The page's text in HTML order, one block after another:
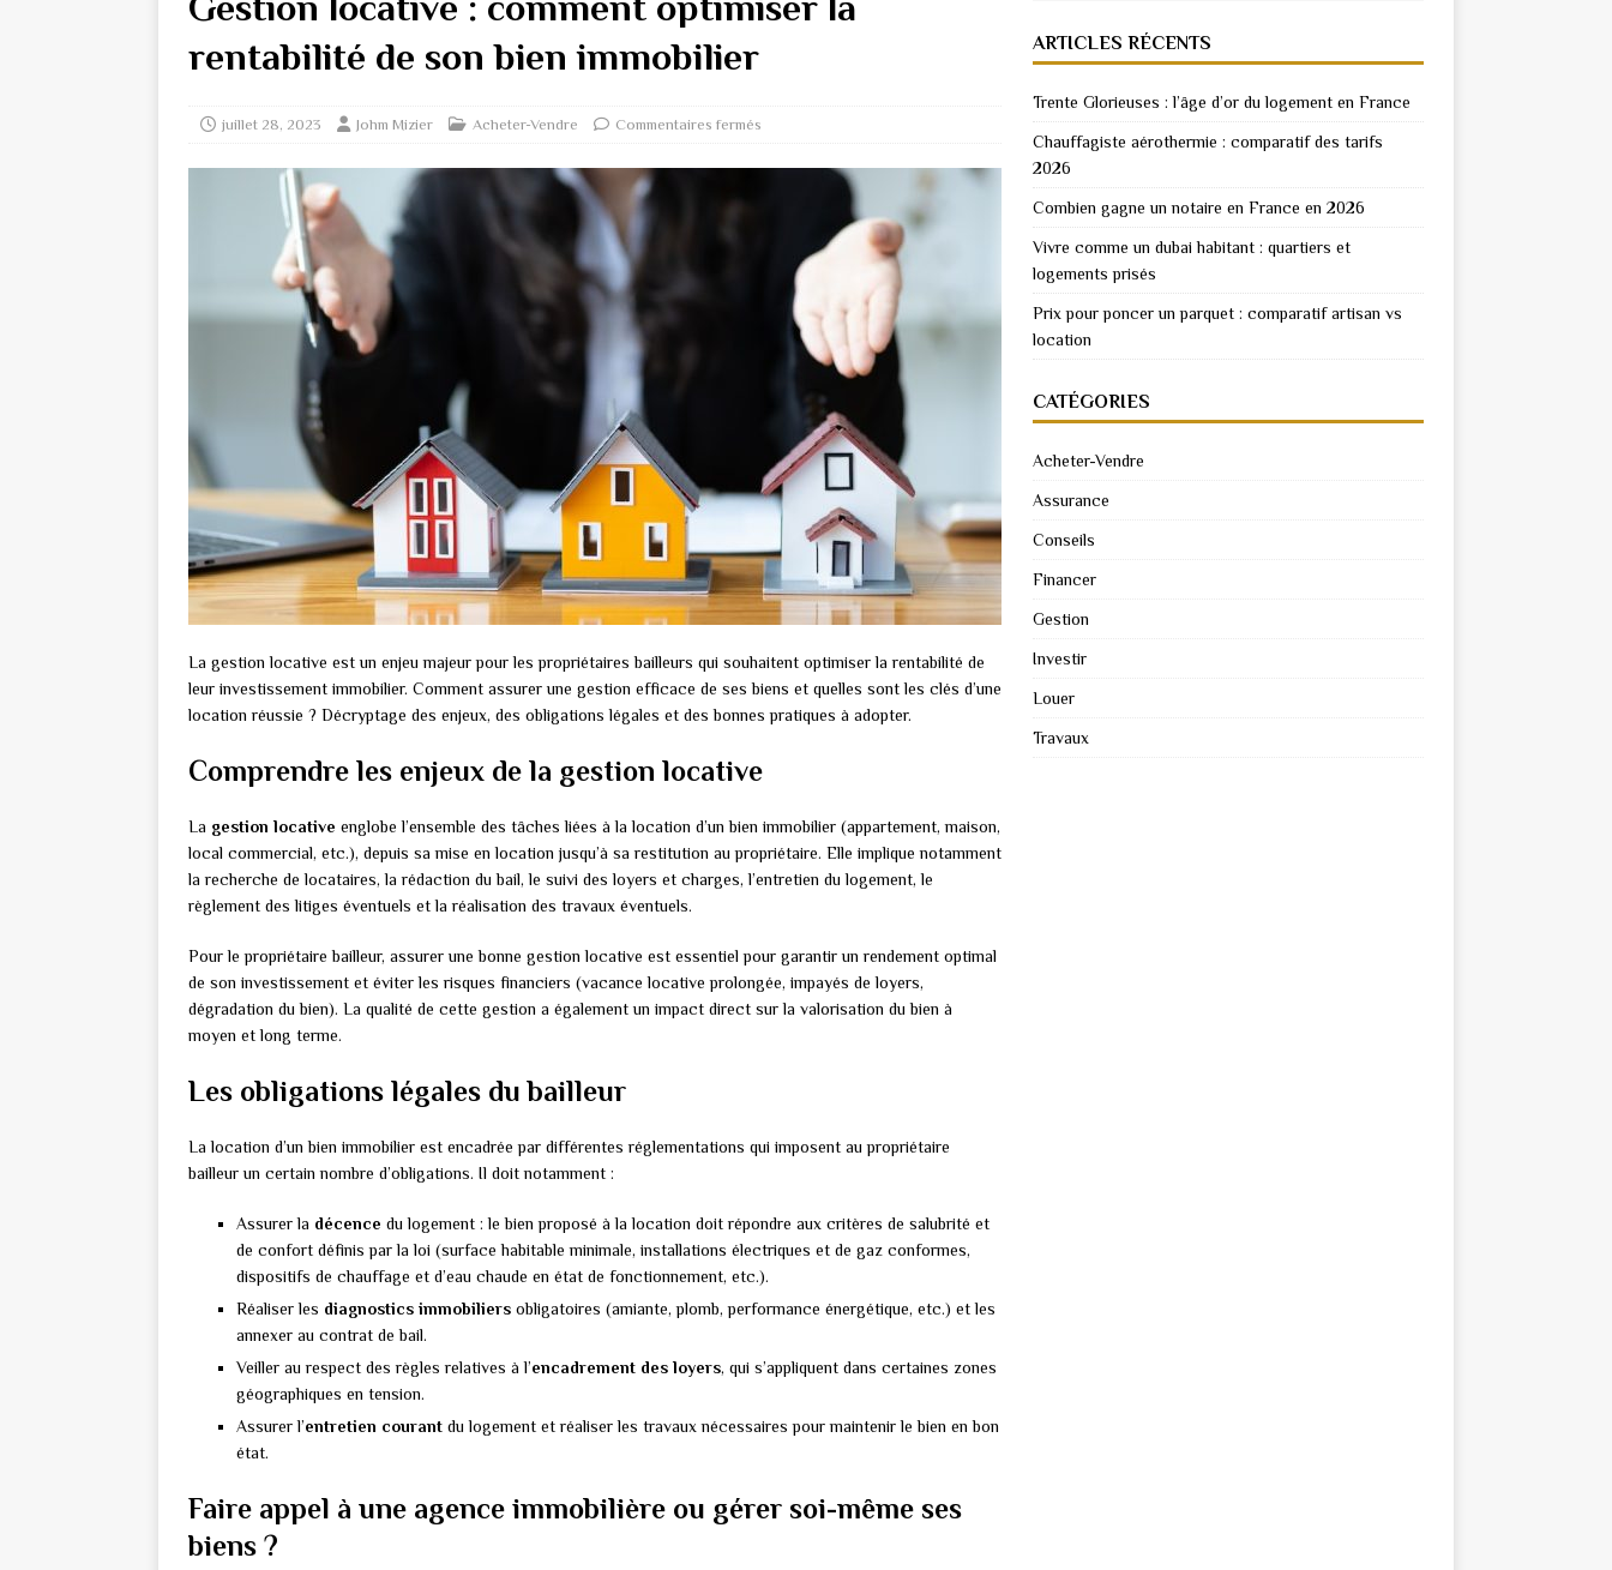
rentabilité de son bien immobilier
juillet 28, 2023 Johm Mizier Acheter-Vendre Commentaires fermés
La gestion locative est un enjeu majeur pour les propriétaires bailleurs qui souhaitent optimiser la rentabilité de
leur investissement immobilier. Comment assurer une gestion efficace de ses biens et quelles sont les clés d’une
location réussie ? Décryptage des enjeux, des obligations légales et des bonnes pratiques à adopter.
Comprendre les enjeux de la gestion locative
La gestion locative englobe l’ensemble des tâches liées à la location d’un bien immobilier (appartement, maison,
local commercial, etc.), depuis sa mise en location jusqu’à sa restitution au propriétaire. Elle implique notamment
la recherche de locataires, la rédaction du bail, le suivi des loyers et charges, l’entretien du logement, le
règlement des litiges éventuels et la réalisation des travaux éventuels.
Pour le propriétaire bailleur, assurer une bonne gestion locative est essentiel pour garantir un rendement optimal
de son investissement et éviter les risques financiers (vacance locative prolongée, impayés de loyers,
dégradation du bien). La qualité de cette gestion a également un impact direct sur la valorisation du bien à
moyen et long terme.
Les obligations légales du bailleur
La location d’un bien immobilier est encadrée par différentes réglementations qui imposent au propriétaire
bailleur un certain nombre d’obligations. Il doit notamment :
Assurer la décence du logement : le bien proposé à la location doit répondre aux critères de salubrité et
de confort définis par la loi (surface habitable minimale, installations électriques et de gaz conformes,
dispositifs de chauffage et d’eau chaude en état de fonctionnement, etc.).
Réaliser les diagnostics immobiliers obligatoires (amiante, plomb, performance énergétique, etc.) et les
annexer au contrat de bail.
Veiller au respect des règles relatives à l’encadrement des loyers, qui s’appliquent dans certaines zones
géographiques en tension.
Assurer l’entretien courant du logement et réaliser les travaux nécessaires pour maintenir le bien en bon
état.
Faire appel à une agence immobilière ou gérer soi-même ses
biens ?
ARTICLES RÉCENTS
Trente Glorieuses : l’âge d’or du logement en France
Chauffagiste aérothermie : comparatif des tarifs
2026
Combien gagne un notaire en France en 2026
Vivre comme un dubai habitant : quartiers et
logements prisés
Prix pour poncer un parquet : comparatif artisan vs
location
CATÉGORIES
Acheter-Vendre
Assurance
Conseils
Financer
Gestion
Investir
Louer
Travaux